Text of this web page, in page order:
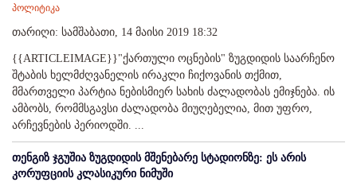
პოლიტიკა
თარიღი: სამშაბათი, 14 მაისი 2019 18:32
{{ARTICLEIMAGE}}"ქართული ოცნების" ზუგდიდის საარჩენო
შტაბის ხელმძღვანელის ირაკლი ჩიქოვანის თქმით,
მმართველი პარტია ნებისმიერ სახის ძალადობას ემიჯნება. ის
ამბობს, რომმსგავსი ძალადობა მიუღებელია, მით უფრო,
არჩევნების პერიოდში. ...
თენგიზ ჯგუშია ზუგდიდის მშენებარე სტადიონზე: ეს არის
კორუფციის კლასიკური ნიმუში